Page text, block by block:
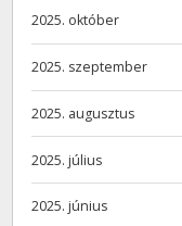
2025. október
2025. szeptember
2025. augusztus
2025. július
2025. június